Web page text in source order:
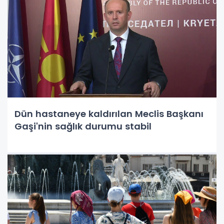
Dün hastaneye kaldırılan Meclis Başkanı
Gaşi'nin sağlık durumu stabil